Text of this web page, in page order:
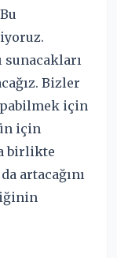
sunacakları
Bizler
için
için
birlikte
artacağını